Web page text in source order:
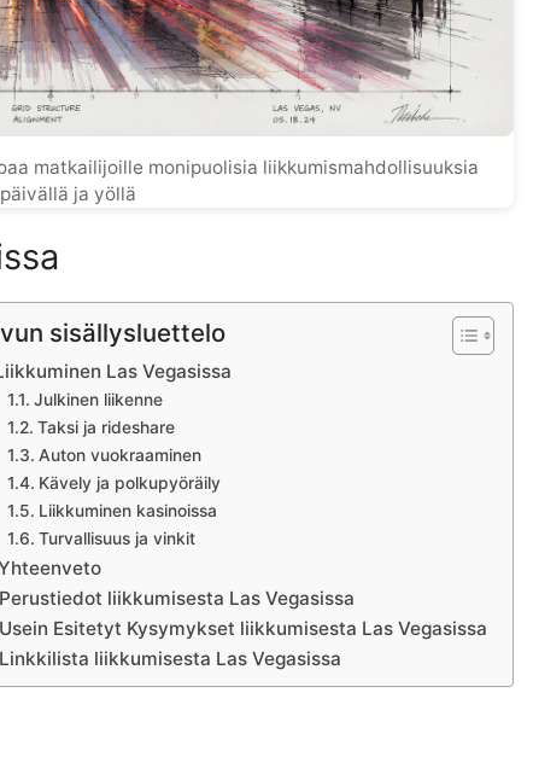
matkailijoille monipuolisia liikkumismahdollisuuksia
päivällä ja yöllä
sisällysluettelo
Las Vegasissa
Julkinen liikenne
Taksi ja rideshare
Auton vuokraaminen
Kävely ja polkupyöräily
Liikkuminen kasinoissa
Turvallisuus ja vinkit
Perustiedot liikkumisesta Las Vegasissa
Usein Esitetyt Kysymykset liikkumisesta Las Vegasissa
Linkkilista liikkumisesta Las Vegasissa